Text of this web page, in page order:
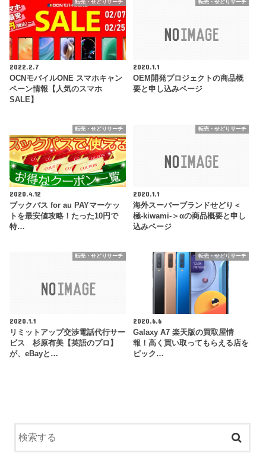
転売・せどりサーチ
2022.2.7
OCNモバイルONE スマホキャン
ペーン情報【人気のスマホ
SALE】
転売・せどりサーチ
2020.1.1
OEM開発プロジェクトの商品概
要と申し込みページ
転売・せどりサーチ
2020.4.12
ブックパス for au PAYマーケッ
トを最安値攻略！たった10円で
特…
転売・せどりサーチ
2020.1.1
海外スーパーブランドせどり＜
極-kiwami-＞αの商品概要と申し
込みページ
転売・せどりサーチ
2020.1.1
リミットアップ交渉電話代行サー
ビス 杉原有美【英語のプロ】
が、eBayと…
転売・せどりサーチ
2020.6.6
Galaxy A7 楽天版の買取屋情
報！高く買い取ってもらえる店を
ピック…